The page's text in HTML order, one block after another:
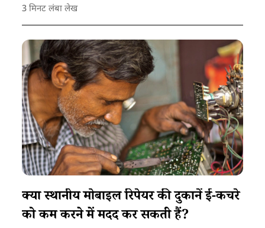
3 मिनट लंबा लेख
क्या स्थानीय मोबाइल रिपेयर की दुकानें ई-कचरे
को कम करने में मदद कर सकती हैं?